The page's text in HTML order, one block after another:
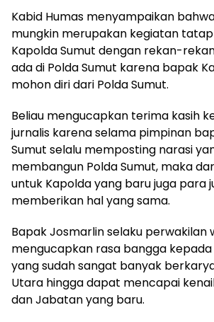
Kabid Humas menyampaikan
mungkin merupakan kegiatan
Kapolda Sumut dengan rekan-
ada di Polda Sumut karena bapak
mohon diri dari Polda Sumut.
Beliau mengucapkan terima kasih
jurnalis karena selama pimpinan
Sumut selalu memposting narasi
membangun Polda Sumut, maka
untuk Kapolda yang baru juga para
memberikan hal yang sama.
Bapak Josmarlin selaku perwakilan
mengucapkan rasa bangga kepada
yang sudah sangat banyak
Utara hingga dapat mencapai
dan Jabatan yang baru.